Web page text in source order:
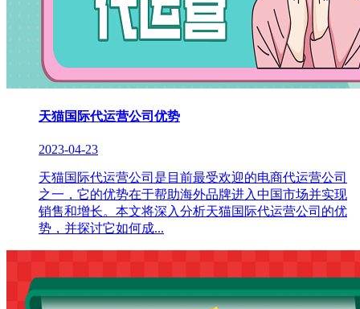
天猫国际代运营公司优势
2023-04-23
天猫国际代运营公司是目前最受欢迎的电商代运营公司
之一，它的优势在于帮助海外品牌进入中国市场并实现
销售和增长。本文将深入分析天猫国际代运营公司的优
势，并探讨它如何成...